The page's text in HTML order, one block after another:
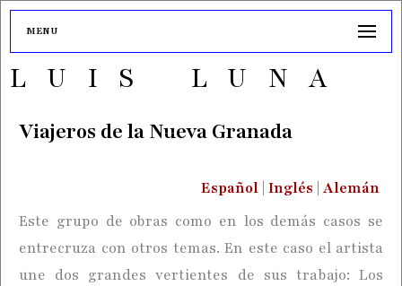
MENU
LUIS LUNA
Viajeros de la Nueva Granada
Español Inglés Alemán
Este grupo de obras como en los demás casos se
entrecruza con otros temas. En este caso el artista
une dos grandes vertientes de sus trabajo: Los